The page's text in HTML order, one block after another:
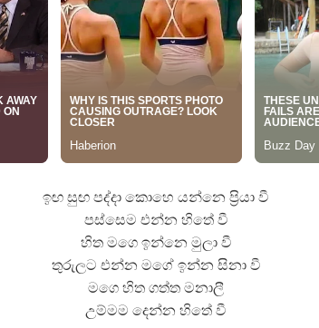
ඉඟ සුඟ පද්දා කොහෙ යන්නෙ ප්‍රියා වී
පස්සෙම එන්න හිතේ වී
හිත මගෙ ඉන්නෙ මුලා වී
තුරුලට එන්න මගේ ඉන්න සිනා වී
මගෙ හිත ගත්ත මනාලී
උම්මම දෙන්න හිතේ වී